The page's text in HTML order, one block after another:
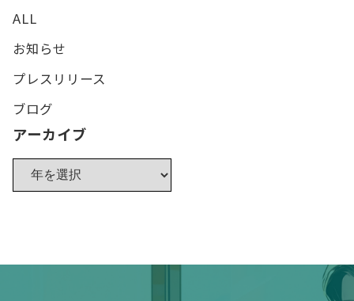
ALL
お知らせ
プレスリリース
ブログ
アーカイブ